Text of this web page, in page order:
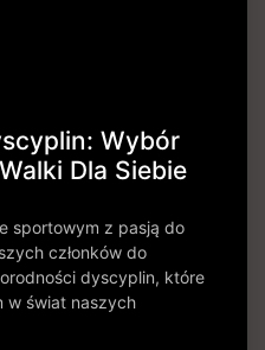
Wybór
Dla Siebie
sportowym z pasją do
członków do
dyscyplin, które
w świat naszych